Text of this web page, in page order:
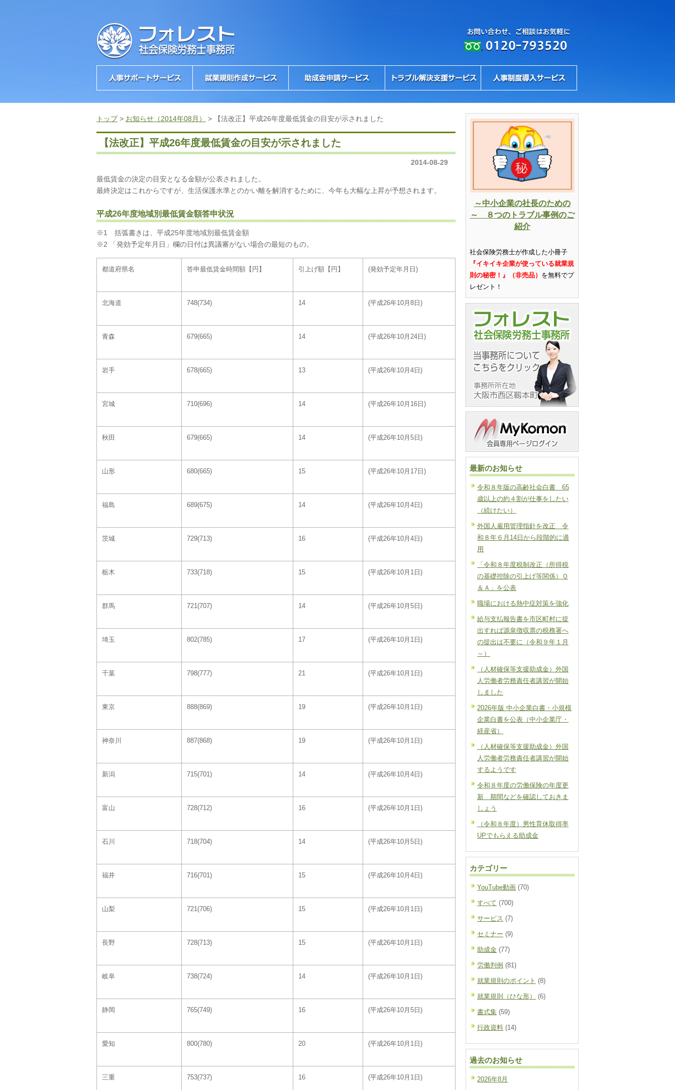
トップ> お知らせ（2014年08月） > 【法改正】平成26年度最低賃金の目安が示されました
【法改正】平成26年度最低賃金の目安が示されました
2014-08-29
最低賃金の決定の目安となる金額が公表されました。
最終決定はこれからですが、生活保護水準とのかい離を解消するために、今年も大幅な上昇が予想されます。
平成26年度地域別最低賃金額答申状況
※1 括弧書きは、平成25年度地域別最低賃金額
※2 「発効予定年月日」欄の日付は異議審がない場合の最短のもの。
都道府県名 答申最低賃金時間額【円】 引上げ額【円】 (発効予定年月日)
北海道 748(734) 14 (平成26年10月8日)
青森 679(665) 14 (平成26年10月24日)
岩手 678(665) 13 (平成26年10月4日)
宮城 710(696) 14 (平成26年10月16日)
秋田 679(665) 14 (平成26年10月5日)
山形 680(665) 15 (平成26年10月17日)
福島 689(675) 14 (平成26年10月4日)
茨城 729(713) 16 (平成26年10月4日)
栃木 733(718) 15 (平成26年10月1日)
群馬 721(707) 14 (平成26年10月5日)
埼玉 802(785) 17 (平成26年10月1日)
千葉 798(777) 21 (平成26年10月1日)
東京 888(869) 19 (平成26年10月1日)
神奈川 887(868) 19 (平成26年10月1日)
新潟 715(701) 14 (平成26年10月4日)
富山 728(712) 16 (平成26年10月1日)
石川 718(704) 14 (平成26年10月5日)
福井 716(701) 15 (平成26年10月4日)
山梨 721(706) 15 (平成26年10月1日)
長野 728(713) 15 (平成26年10月1日)
岐阜 738(724) 14 (平成26年10月1日)
静岡 765(749) 16 (平成26年10月5日)
愛知 800(780) 20 (平成26年10月1日)
三重 753(737) 16 (平成26年10月1日)
～中小企業の社長のための
～ ８つのトラブル事例のご
紹介
社会保険労務士が作成した小冊子
『イキイキ企業が使っている就業規
則の秘密！』（非売品） を無料でプ
レゼント ！
最新のお知らせ
令和８年版の高齢社会白書 65
歳以上の約４割が仕事をしたい
（続けたい）
外国人雇用管理指針を改正 令
和８年６月14日から段階的に適
用
「令和８年度税制改正（所得税
の基礎控除の引上げ等関係）Ｑ
＆Ａ」を公表
職場における熱中症対策を強化
給与支払報告書を市区町村に提
出すれば源泉徴収票の税務署へ
の提出は不要に（令和９年１月
～）
（人材確保等支援助成金）外国
人労働者労務責任者講習が開始
しました
2026年版 中小企業白書・小規模
企業白書を公表（中小企業庁・
経産省）
（人材確保等支援助成金）外国
人労働者労務責任者講習が開始
するようです
令和８年度の労働保険の年度更
新 期間などを確認しておきま
しょう
（令和８年度）男性育休取得率
UPでもらえる助成金
カテゴリー
YouTube動画 (70)
すべて (700)
サービス (7)
セミナー (9)
助成金 (77)
労働判例 (81)
就業規則のポイント (8)
就業規則（ひな形） (6)
書式集 (59)
行政資料 (14)
過去のお知らせ
2026年8月